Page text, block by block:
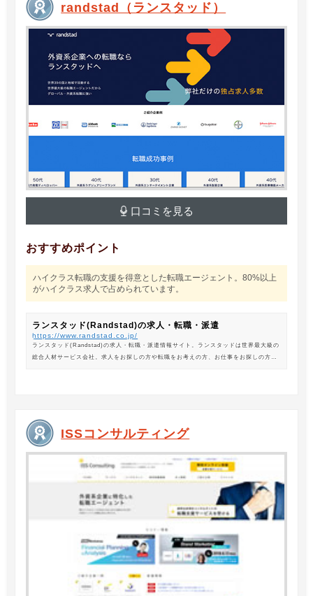
randstad（ランスタッド）
口コミを見る
おすすめポイント
ハイクラス転職の支援を得意とした転職エージェント。80%以上
がハイクラス求人で占められています。
ランスタッド(Randstad)の求人・転職・派遣
https://www.randstad.co.jp/
ランスタッド(Randstad)の求人・転職・派遣情報サイト。ランスタッドは世界最大級の
総合人材サービス会社。求人をお探しの方や転職をお考えの方、お仕事をお探しの方に
ISSコンサルティング